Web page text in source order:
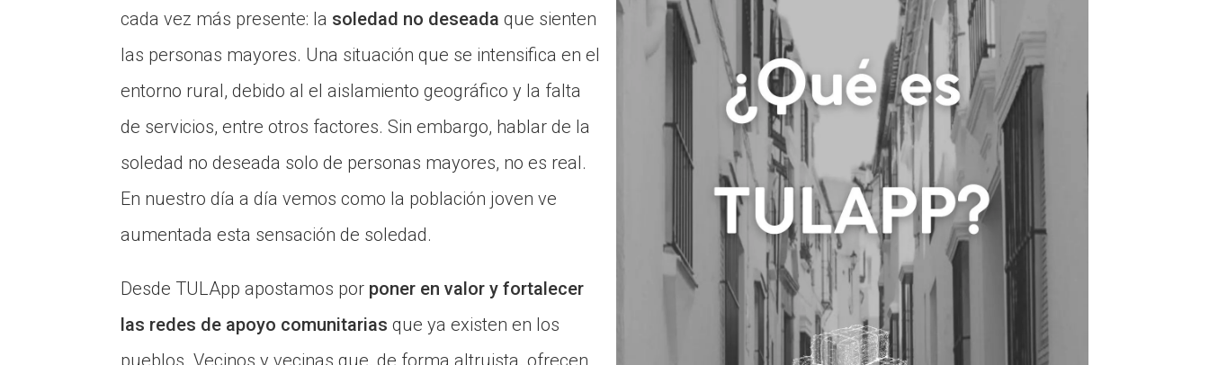
cada vez más presente: la soledad no deseada que sienten
las personas mayores. Una situación que se intensifica en el
entorno rural, debido al el aislamiento geográfico y la falta
de servicios, entre otros factores. Sin embargo, hablar de la
soledad no deseada solo de personas mayores, no es real.
En nuestro día a día vemos como la población joven ve
aumentada esta sensación de soledad.
Desde TULApp apostamos por poner en valor y fortalecer
las redes de apoyo comunitarias que ya existen en los
pueblos. Vecinos y vecinas que, de forma altruista, ofrecen